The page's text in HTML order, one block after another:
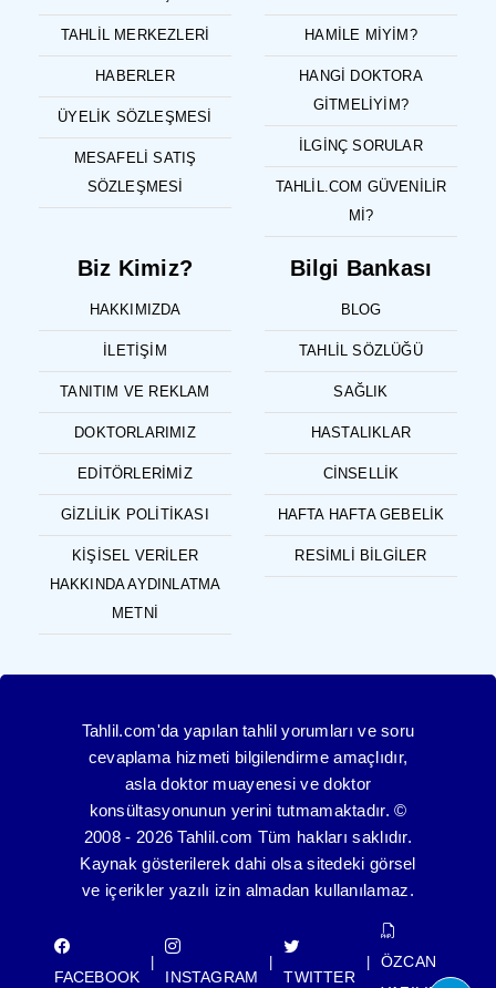
TAHLIL MERKEZLERI
HABERLER
ÜYELIK SÖZLEŞMESI
MESAFELI SATIŞ
SÖZLEŞMESI
HAMILE MIYIM?
HANGI DOKTORA
GITMELIYIM?
İLGINÇ SORULAR
TAHLIL.COM GÜVENILIR
MI?
Biz Kimiz?
HAKKIMIZDA
İLETIŞIM
TANITIM VE REKLAM
DOKTORLARIMIZ
EDITÖRLERIMIZ
GIZLILIK POLITIKASI
KIŞISEL VERILER
HAKKINDA AYDINLATMA
METNI
Bilgi Bankası
BLOG
TAHLIL SÖZLÜĞÜ
SAĞLIK
HASTALIKLAR
CINSELLIK
HAFTA HAFTA GEBELIK
RESIMLI BILGILER
Tahlil.com'da yapılan tahlil yorumları ve soru
cevaplama hizmeti bilgilendirme amaçlıdır,
asla doktor muayenesi ve doktor
konsültasyonunun yerini tutmamaktadır. ©
2008 - 2026 Tahlil.com Tüm hakları saklıdır.
Kaynak gösterilerek dahi olsa sitedeki görsel
ve içerikler yazılı izin almadan kullanılamaz.
FACEBOOK
|
INSTAGRAM
|
TWITTER
|
ÖZCAN